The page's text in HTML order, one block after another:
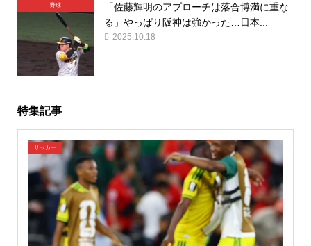
野球
「佐藤輝明のアプローチは落合博満に重な
る」やっぱり阪神は強かった…日本...
2025.10.18
特集記事
サッカー